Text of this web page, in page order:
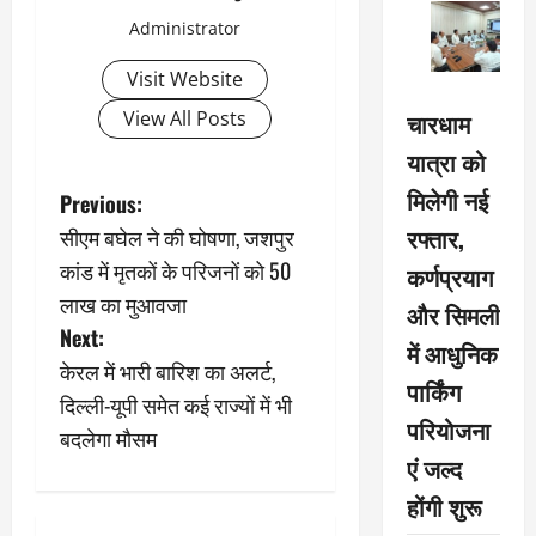
Administrator
Visit Website
View All Posts
P
o
s
t
n
a
Previous:
सीएम बघेल ने की घोषणा, जशपुर
कांड में मृतकों के परिजनों को 50
लाख का मुआवजा
Next:
केरल में भारी बारिश का अलर्ट,
दिल्ली-यूपी समेत कई राज्यों में भी
बदलेगा मौसम
चारधाम
यात्रा को
मिलेगी नई
रफ्तार,
कर्णप्रयाग
और सिमली
में आधुनिक
पार्किंग
परियोजना
एं जल्द
होंगी शुरू